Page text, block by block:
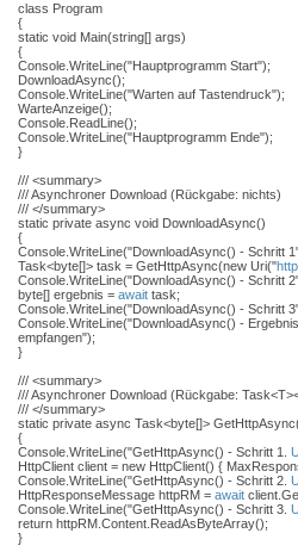
class Program
{
static void Main(string[] args)
{
Console.WriteLine("Hauptprogramm Start");
DownloadAsync();
Console.WriteLine("Warten auf Tastendruck");
WarteAnzeige();
Console.ReadLine();
Console.WriteLine("Hauptprogramm Ende");
}
/// <summary>
/// Asynchroner Download (Rückgabe: nichts)
/// </summary>
static private async void DownloadAsync()
{
Console.WriteLine("DownloadAsync() - Schritt
Task<byte[]> task = GetHttpAsync(new Uri("
Console.WriteLine("DownloadAsync() - Schritt
byte[] ergebnis = await task;
Console.WriteLine("DownloadAsync() - Schritt
Console.WriteLine("DownloadAsync() -
empfangen");
}
/// <summary>
/// Asynchroner Download (Rückgabe:
/// </summary>
static private async Task<byte[]>
{
Console.WriteLine("GetHttpAsync() - Schritt 1.
HttpClient client = new HttpClient() {
Console.WriteLine("GetHttpAsync() - Schritt 2.
HttpResponseMessage httpRM = await
Console.WriteLine("GetHttpAsync() - Schritt 3.
return httpRM.Content.ReadAsByteArray();
}